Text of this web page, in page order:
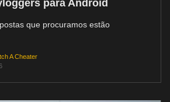
para Android
que procuramos estão
A Cheater